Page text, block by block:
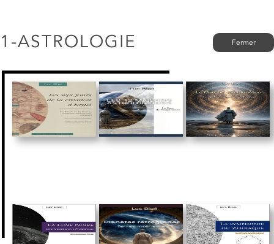
1-ASTROLOGIE Fermer